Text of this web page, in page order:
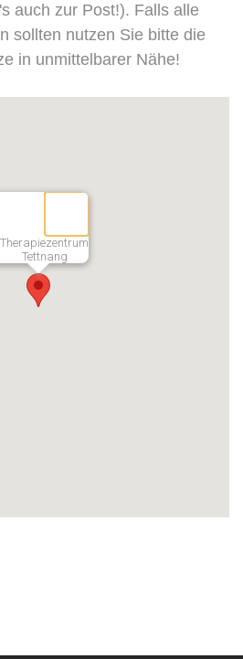
auch zur Post!). Falls alle
sollten nutzen Sie bitte die
in unmittelbarer Nähe!
Therapiezentrum
Tettnang